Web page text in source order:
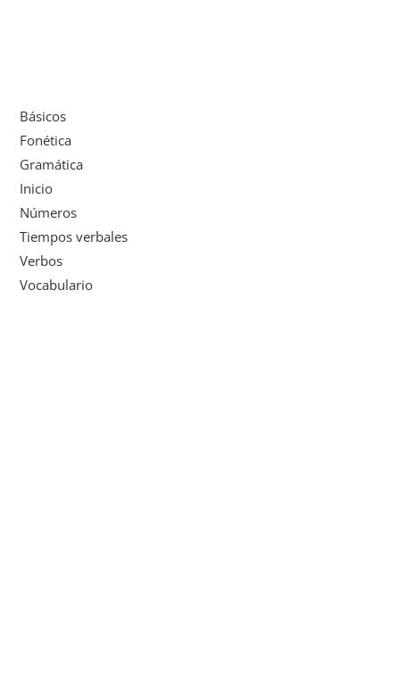
Básicos
Fonética
Gramática
Inicio
Números
Tiempos verbales
Verbos
Vocabulario